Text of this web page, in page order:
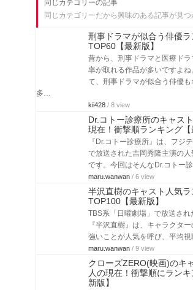
同じカテゴリーの記事
同じカテゴリーだから興味のある記事が見つ
刑事ドラマが似合う俳優
TOP60【最新版】
昔から、刑事ドラマと医療ドラ
率が取れる作品が多いですよね
て、刑事ドラマが似合う俳優も
多…
kii428 / 8 view
Dr.コトー診療所のキャス
現在！衝撃順ランキング【
『Dr.コトー診療所』は、フジ
で放送された吉岡秀隆主演の人
です。今回はそんなDr.コトー
maru.wanwan / 6 view
半沢直樹のキャスト人気
TOP100【最新版】
TBS系「日曜劇場」で放送され
『半沢直樹』は、キャラクタ
強いことが人気を呼び、平均
maru.wanwan / 9 view
クローズZERO(映画)のキ
人の現在！衝撃順にラン
新版】